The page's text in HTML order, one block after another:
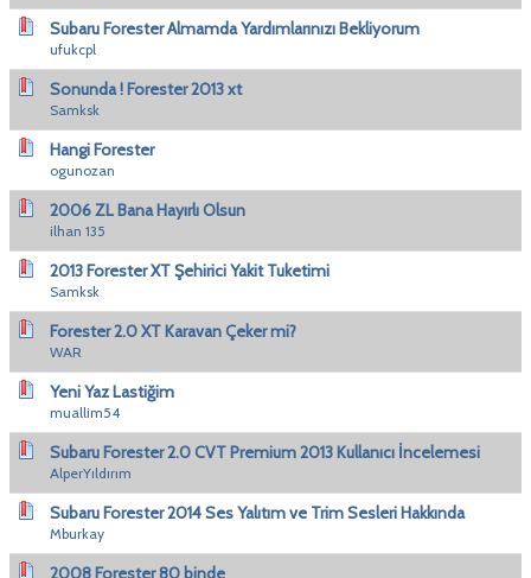
Subaru Forester Almamda Yardımlarınızı Bekliyorum
ufukcpl
Sonunda ! Forester 2013 xt
Samksk
Hangi Forester
ogunozan
2006 ZL Bana Hayırlı Olsun
ilhan 135
2013 Forester XT Şehirici Yakit Tuketimi
Samksk
Forester 2.0 XT Karavan Çeker mi?
WAR
Yeni Yaz Lastiğim
muallim54
Subaru Forester 2.0 CVT Premium 2013 Kullanıcı İncelemesi
AlperYıldırım
Subaru Forester 2014 Ses Yalıtım ve Trim Sesleri Hakkında
Mburkay
2008 Forester 80 binde